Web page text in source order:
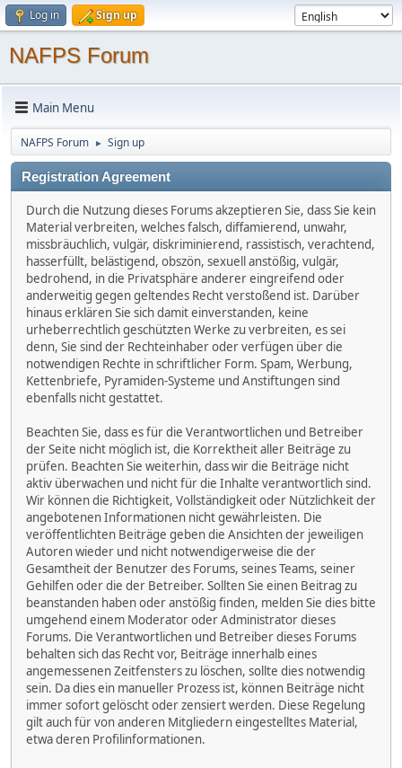
Log in Sign up
NAFPS Forum
Main Menu
NAFPS Forum ► Sign up
Registration Agreement
Durch die Nutzung dieses Forums akzeptieren Sie, dass Sie kein
Material verbreiten, welches falsch, diffamierend, unwahr,
missbräuchlich, vulgär, diskriminierend, rassistisch, verachtend,
hasserfüllt, belästigend, obszön, sexuell anstößig, vulgär,
bedrohend, in die Privatsphäre anderer eingreifend oder
anderweitig gegen geltendes Recht verstoßend ist. Darüber
hinaus erklären Sie sich damit einverstanden, keine
urheberrechtlich geschützten Werke zu verbreiten, es sei
denn, Sie sind der Rechteinhaber oder verfügen über die
notwendigen Rechte in schriftlicher Form. Spam, Werbung,
Kettenbriefe, Pyramiden-Systeme und Anstiftungen sind
ebenfalls nicht gestattet.
Beachten Sie, dass es für die Verantwortlichen und Betreiber
der Seite nicht möglich ist, die Korrektheit aller Beiträge zu
prüfen. Beachten Sie weiterhin, dass wir die Beiträge nicht
aktiv überwachen und nicht für die Inhalte verantwortlich sind.
Wir können die Richtigkeit, Vollständigkeit oder Nützlichkeit der
angebotenen Informationen nicht gewährleisten. Die
veröffentlichten Beiträge geben die Ansichten der jeweiligen
Autoren wieder und nicht notwendigerweise die der
Gesamtheit der Benutzer des Forums, seines Teams, seiner
Gehilfen oder die der Betreiber. Sollten Sie einen Beitrag zu
beanstanden haben oder anstößig finden, melden Sie dies bitte
umgehend einem Moderator oder Administrator dieses
Forums. Die Verantwortlichen und Betreiber dieses Forums
behalten sich das Recht vor, Beiträge innerhalb eines
angemessenen Zeitfensters zu löschen, sollte dies notwendig
sein. Da dies ein manueller Prozess ist, können Beiträge nicht
immer sofort gelöscht oder zensiert werden. Diese Regelung
gilt auch für von anderen Mitgliedern eingestelltes Material,
etwa deren Profilinformationen.